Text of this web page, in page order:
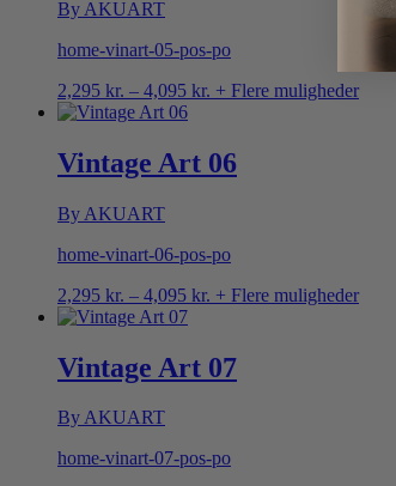
By AKUART
home-vinart-05-pos-po
2,295 kr. – 4,095 kr. Prisinterval:
4,095 kr.
+ Flere muligheder
Vintage Art 06
By AKUART
home-vinart-06-pos-po
2,295 kr. – 4,095 kr. Prisinterval:
4,095 kr.
+ Flere muligheder
Vintage Art 07
By AKUART
home-vinart-07-pos-po